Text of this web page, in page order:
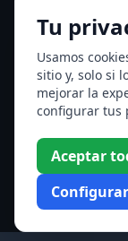
Tu
Usamos
sitio y, solo si
mejorar la
configurar tus
Aceptar
Configurar
San Hormisda
Ver todos los
Acceso a los
Enero
Marzo
Mayo